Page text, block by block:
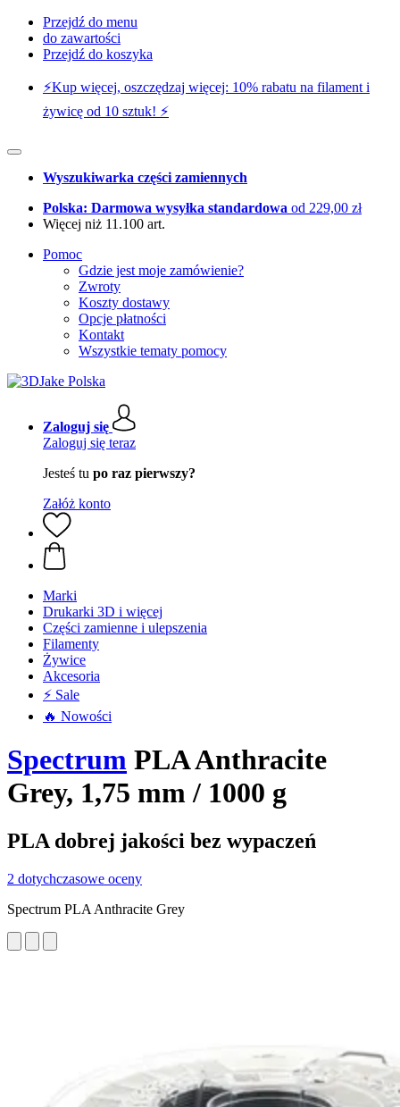
Przejdź do menu
do zawartości
Przejdź do koszyka
⚡️Kup więcej, oszczędzaj więcej: 10% rabatu na filament i
żywicę od 10 sztuk! ⚡️
Wyszukiwarka części zamiennych
Polska: Darmowa wysyłka standardowa od 229,00 zł
Więcej niż 11.100 art.
Pomoc
Gdzie jest moje zamówienie?
Zwroty
Koszty dostawy
Opcje płatności
Kontakt
Wszystkie tematy pomocy
Zaloguj się
Zaloguj się teraz
Jesteś tu po raz pierwszy?
Załóż konto
Marki
Drukarki 3D i więcej
Części zamienne i ulepszenia
Filamenty
Żywice
Akcesoria
⚡ Sale
🔥 Nowości
Spectrum PLA Anthracite
Grey, 1,75 mm / 1000 g
PLA dobrej jakości bez wypaczeń
2 dotychczasowe oceny
Spectrum PLA Anthracite Grey